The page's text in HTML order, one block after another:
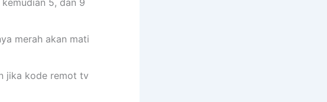
5, dan 9
merah akan mati
jika kode remot tv